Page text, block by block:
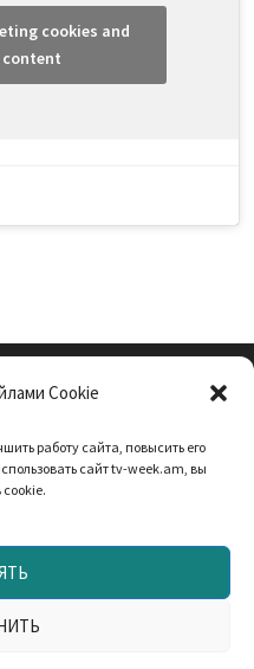
Cookie
работу сайта, повысить его
сайт tv-week.am, вы
cookie.
cookies and
TV-неделя без